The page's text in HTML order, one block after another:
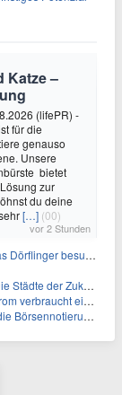
Katze –
(lifePR) -
für die
genauso
Unsere
bietet
zur
du deine
[…] (00)
vor 2 Stunden
im Kammerbezirk Freiburg
Zukunft sind grün-blau
Aufzug im Gebäude
Wertpapierbörse bekannt